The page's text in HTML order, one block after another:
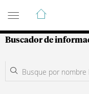
Guía de
Buscador de